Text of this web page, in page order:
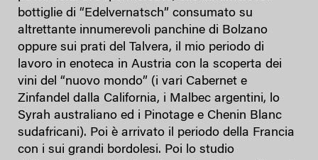
bottiglie di “Edelvernatsch” consumato su
altrettante innumerevoli panchine di Bolzano
oppure sui prati del Talvera, il mio periodo di
lavoro in enoteca in Austria con la scoperta dei
vini del “nuovo mondo” (i vari Cabernet e
Zinfandel dalla California, i Malbec argentini, lo
Syrah australiano ed i Pinotage e Chenin Blanc
sudafricani). Poi è arrivato il periodo della Francia
con i sui grandi bordolesi. Poi lo studio